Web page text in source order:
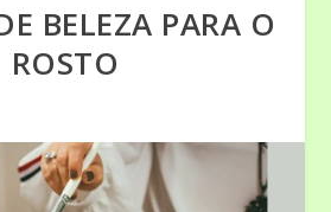
BELEZA PARA O
ROSTO